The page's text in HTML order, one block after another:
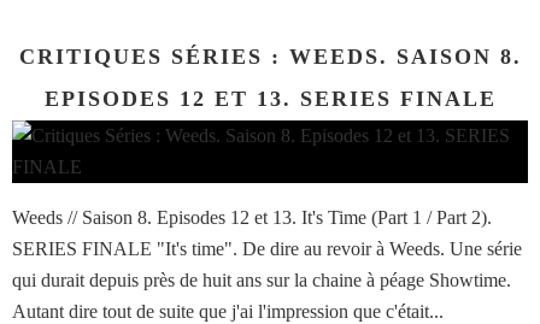
CRITIQUES SÉRIES : WEEDS. SAISON 8.
EPISODES 12 ET 13. SERIES FINALE
Weeds // Saison 8. Episodes 12 et 13. It's Time (Part 1 / Part 2).
SERIES FINALE "It's time". De dire au revoir à Weeds. Une série
qui durait depuis près de huit ans sur la chaine à péage Showtime.
Autant dire tout de suite que j'ai l'impression que c'était...